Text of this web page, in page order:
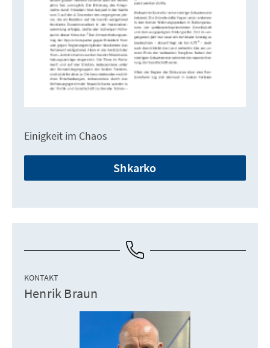
Einigkeit im Chaos
Shkarko
KONTAKT
Henrik Braun